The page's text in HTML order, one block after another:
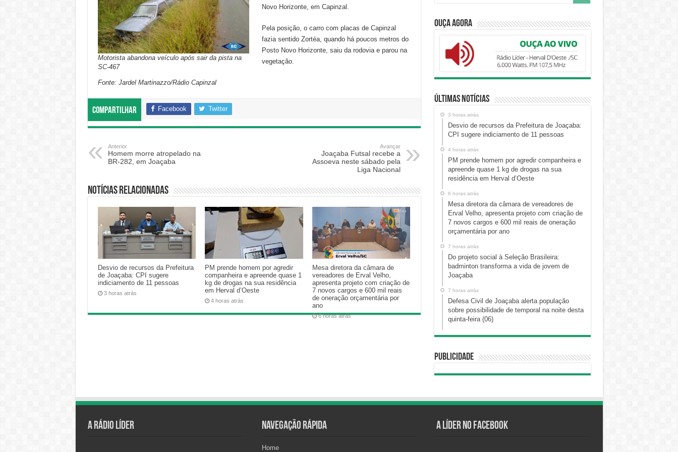
Motorista abandona veículo após sair da pista na
SC-467
Novo Horizonte, em Capinzal.
Pela posição, o carro com placas de Capinzal
fazia sentido Zortéa, quando há poucos metros do
Posto Novo Horizonte, saiu da rodovia e parou na
vegetação.
Fonte: Jardel Martinazzo/Rádio Capinzal
Compartilhar Facebook Twitter
Anterior
Homem morre atropelado na
BR-282, em Joaçaba
Avançar
Joaçaba Futsal recebe a
Assoeva neste sábado pela
Liga Nacional
Notícias relacionadas
Desvio de recursos da Prefeitura
de Joaçaba: CPI sugere
indiciamento de 11 pessoas
3 horas atrás
PM prende homem por agredir
companheira e apreende quase 1
kg de drogas na sua residência
em Herval d’Oeste
4 horas atrás
Mesa diretora da câmara de
vereadores de Erval Velho,
apresenta projeto com criação de
7 novos cargos e 600 mil reais
de oneração orçamentária por
ano
6 horas atrás
Ouça Agora
Últimas Notícias
3 horas atrás
Desvio de recursos da Prefeitura de Joaçaba:
CPI sugere indiciamento de 11 pessoas
4 horas atrás
PM prende homem por agredir companheira e
apreende quase 1 kg de drogas na sua
residência em Herval d’Oeste
6 horas atrás
Mesa diretora da câmara de vereadores de
Erval Velho, apresenta projeto com criação de
7 novos cargos e 600 mil reais de oneração
orçamentária por ano
7 horas atrás
Do projeto social à Seleção Brasileira:
badminton transforma a vida de jovem de
Joaçaba
7 horas atrás
Defesa Civil de Joaçaba alerta população
sobre possibilidade de temporal na noite desta
quinta-feira (06)
Publicidade
A Rádio Líder Navegação Rápida
Home
A Líder no Facebook